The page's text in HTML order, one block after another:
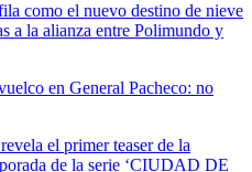
como el nuevo destino de nieve
a la alianza entre Polimundo y
en General Pacheco: no
el primer teaser de la
de la serie ‘CIUDAD DE